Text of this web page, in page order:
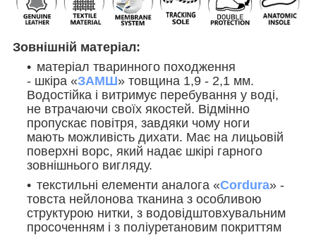
Зовнішній матеріал:
матеріал тваринного походження
- шкіра «ЗАМШ» товщина 1,9 - 2,1 мм.
Водостійка і витримує перебування у воді,
не втрачаючи своїх якостей. Відмінно
пропускає повітря, завдяки чому ноги
мають можливість дихати. Має на лицьовій
поверхні ворс, який надає шкірі гарного
зовнішнього вигляду.
текстильні елементи аналога «Cordura» -
товста нейлонова тканина з особливою
структурою нитки, з водовідштовхувальним
просоченням і з поліуретановим покриттям